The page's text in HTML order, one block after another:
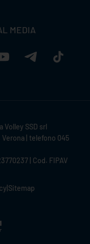
MEDIA
SSD srl
Verona | telefono 045
| Cod. FIPAV
Sitemap